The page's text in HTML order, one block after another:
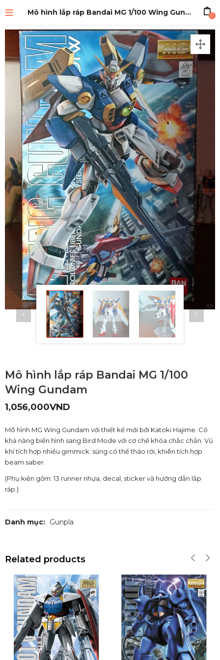
Mô hình lắp ráp Bandai MG 1/100 Wing Gundam 0
Mô hình lắp ráp Bandai MG 1/100
Wing Gundam
1,056,000VND
Mô hình MG Wing Gundam với thiết kế mới bởi Katoki Hajime. Có
khả năng biến hình sang Bird Mode với cơ chế khóa chắc chắn. Vũ
khí tích hợp nhiều gimmick: súng có thể tháo rời, khiên tích hợp
beam saber.
(Phụ kiện gồm: 13 runner nhựa, decal, sticker và hướng dẫn lắp
ráp.)
Danh mục: Gunpla
Related products